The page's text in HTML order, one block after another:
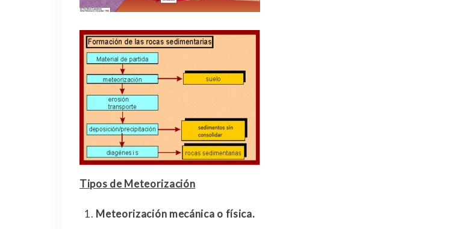
Tipos de Meteorización
Meteorización mecánica o física.